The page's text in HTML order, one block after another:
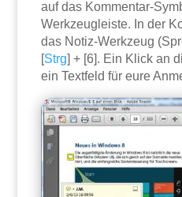
auf das Kommentar-
Werkzeugleiste. In der
das Notiz-Werkzeug
[Strg] + [6]. Ein Klick an
ein Textfeld für eure